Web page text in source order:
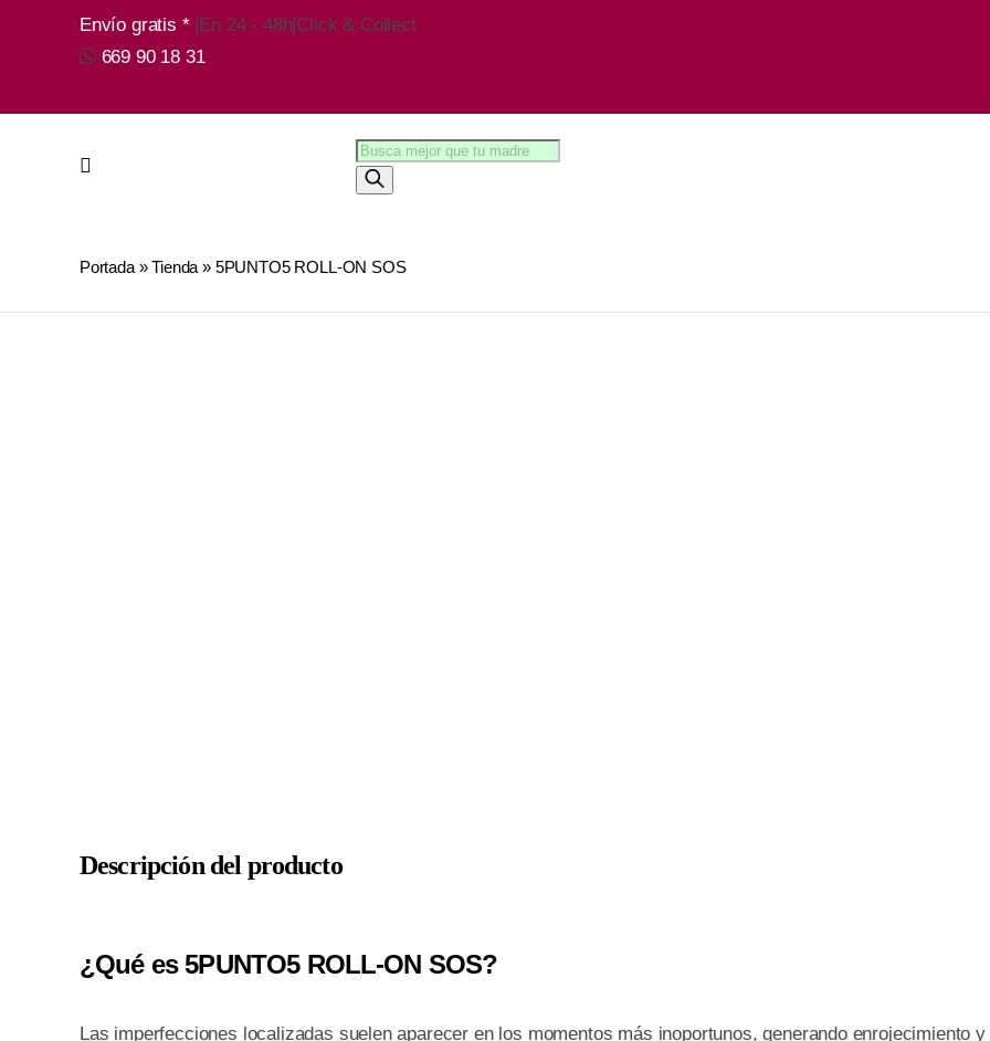
Envío gratis * |En 24 - 48h|Click & Collect
669 90 18 31
Búsqueda
de
Portada»Tienda » 5PUNTO5 ROLL-ON SOS
Descripción del producto
¿Qué es 5PUNTO5 ROLL-ON SOS?
Las imperfecciones localizadas suelen aparecer en los momentos más inoportunos, generando enrojecimiento